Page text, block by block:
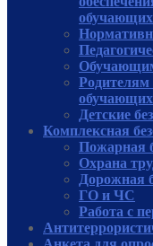
Родителям
Детские
Комплексная
Пожарная
Охрана
Дорожная
ГО и ЧС
Работа с